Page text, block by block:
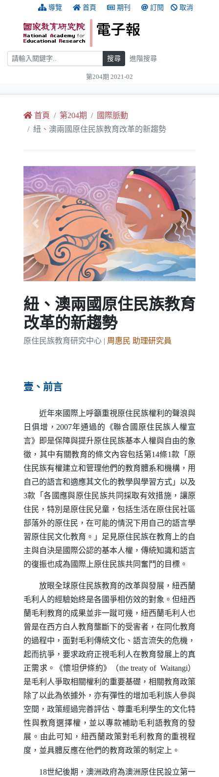
跳到主要內容 導覽 首頁 期刊 訂閱 取消
搜尋 搜尋 進階搜尋
第204期 2021-02
首頁 第204期
國際脈動
紐、澳兩國原住民族教育改革的新趨勢
Previous Next
紐、澳兩國原住民族教育
改革的新趨勢
原住民族教育研究中心 | 周惠民 助理研究員
壹、前言
近年來國際上呼籲重視原住民族權利的聲浪與
日俱增，2007年通過的《聯合國原住民族人權宣
言》即是保障與提升原住民族基本人權與自由的象
徵，其中有關教育的條文內容包括第14條1款「原
住民族有權建立和管理他們的教育體系和機構，用
自己的語言和適應其文化的教學與學習方式」以及
3款「各國應與原住民族共同採取有效措施，讓原
住民，特別是原住民兒童，包括生活在原住民社區
部落外的原住民，在可能的情況下用自己的語言學
習原住民文化教育。」足見原住民族在教育上的自
主與自決是國際公認的基本人權，傳統知識和語言
的復振也成為國際上原住民族共同奮鬥的目標。
放眼全球原住民族教育的改革與發展，紐西蘭
毛利人的經驗始終是各國爭相仿效的對象。但紐西
蘭毛利教育的成果並非一蹴可幾，紐西蘭毛利人也
曾是在西方白人教育壟斷下的受害者，在同化教育
的過程中，面對毛利傳統文化、語言流失的危機，
起而抗爭，要求政府正視毛利人在教育發展上的真
正需求。《懷坦伊條約》（the treaty of Waitangi）
是毛利人爭取相關權利的重要基礎，相關教育政策
除了以此為依據外，亦有彈性的增加毛利族人參與
空間，政策經過完善評估、尊重毛利學生的文化特
性與教育選擇權，並以專款補助毛利語教育的發
展。由此可知，紐西蘭政策對毛利教育的重視程
度，並具體反應在他們的教育政策的制定上。
18世紀後期，澳洲政府為澳洲原住民設立第一